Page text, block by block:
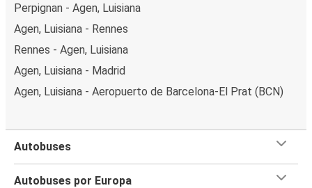
Perpignan - Agen, Luisiana
Agen, Luisiana - Rennes
Rennes - Agen, Luisiana
Agen, Luisiana - Madrid
Agen, Luisiana - Aeropuerto de Barcelona-El Prat (BCN)
Autobuses
Autobuses por Europa